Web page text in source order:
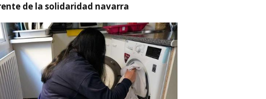
de la solidaridad navarra